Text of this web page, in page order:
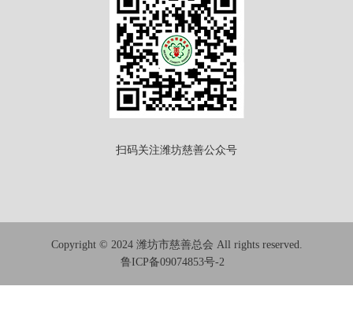
扫码关注潍坊慈善公众号
Copyright © 2024 潍坊市慈善总会 All rights reserved.
鲁ICP备09074853号-2